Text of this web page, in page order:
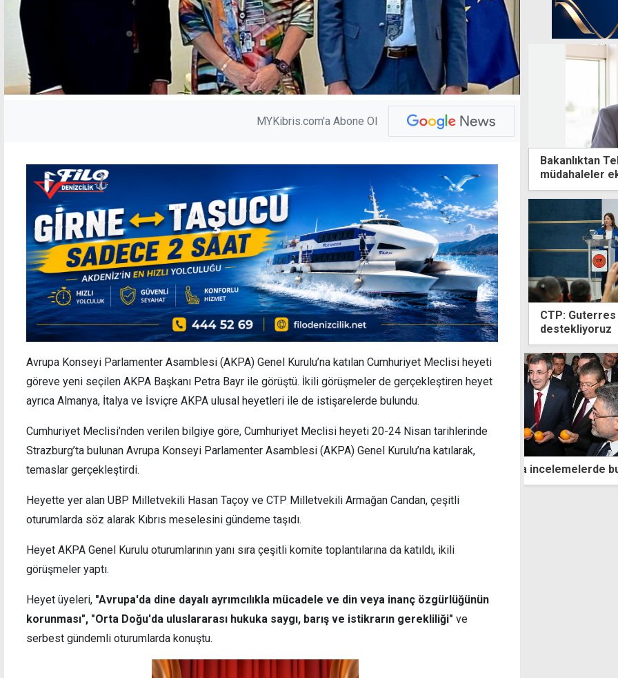
MYKibris.com'a Abone Ol
Avrupa Konseyi Parlamenter Asamblesi (AKPA) Genel Kurulu’na katılan Cumhuriyet Meclisi heyeti
göreve yeni seçilen AKPA Başkanı Petra Bayr ile görüştü. İkili görüşmeler de gerçekleştiren heyet
ayrıca Almanya, İtalya ve İsviçre AKPA ulusal heyetleri ile de istişarelerde bulundu.
Cumhuriyet Meclisi’nden verilen bilgiye göre, Cumhuriyet Meclisi heyeti 20-24 Nisan tarihlerinde
Strazburg’ta bulunan Avrupa Konseyi Parlamenter Asamblesi (AKPA) Genel Kurulu’na katılarak,
temaslar gerçekleştirdi.
Heyette yer alan UBP Milletvekili Hasan Taçoy ve CTP Milletvekili Armağan Candan, çeşitli
oturumlarda söz alarak Kıbrıs meselesini gündeme taşıdı.
Heyet AKPA Genel Kurulu oturumlarının yanı sıra çeşitli komite toplantılarına da katıldı, ikili
görüşmeler yaptı.
Heyet üyeleri, "Avrupa'da dine dayalı ayrımcılıkla mücadele ve din veya inanç özgürlüğünün
korunması", "Orta Doğu'da uluslararası hukuka saygı, barış ve istikrarın gerekliliği" ve
serbest gündemli oturumlarda konuştu.
Bakanlıktan
müdahaleler
CTP:
destekliyoruz
Halkın Partisi'nden, TÜK silosunun çöktüğü
"İki seçimi
mıyız'